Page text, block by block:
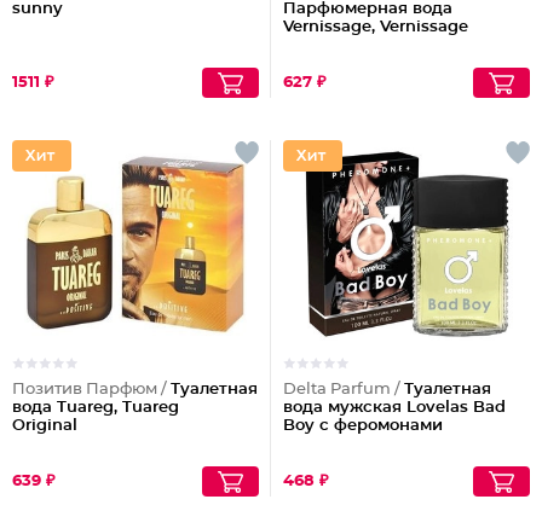
sunny
1511 ₽
Парфюмерная вода
Vernissage, Vernissage
627 ₽
Позитив Парфюм / Туалетная
вода Tuareg, Tuareg
Original
639 ₽
Delta Parfum / Туалетная
вода мужская Lovelas Bad
Boy с феромонами
468 ₽